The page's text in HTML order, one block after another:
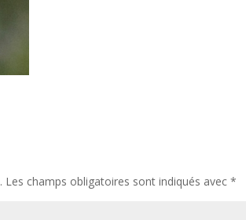
Les champs obligatoires sont indiqués avec*